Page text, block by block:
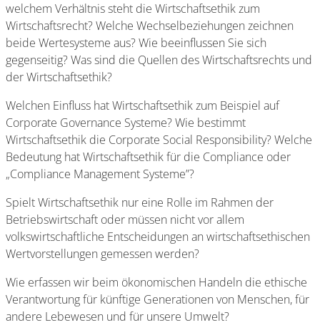
welchem Verhältnis steht die Wirtschaftsethik zum
Wirtschaftsrecht? Welche Wechselbeziehungen zeichnen
beide Wertesysteme aus? Wie beeinflussen Sie sich
gegenseitig? Was sind die Quellen des Wirtschaftsrechts und
der Wirtschaftsethik?
Welchen Einfluss hat Wirtschaftsethik zum Beispiel auf
Corporate Governance Systeme? Wie bestimmt
Wirtschaftsethik die Corporate Social Responsibility? Welche
Bedeutung hat Wirtschaftsethik für die Compliance oder
„Compliance Management Systeme”?
Spielt Wirtschaftsethik nur eine Rolle im Rahmen der
Betriebswirtschaft oder müssen nicht vor allem
volkswirtschaftliche Entscheidungen an wirtschaftsethischen
Wertvorstellungen gemessen werden?
Wie erfassen wir beim ökonomischen Handeln die ethische
Verantwortung für künftige Generationen von Menschen, für
andere Lebewesen und für unsere Umwelt?